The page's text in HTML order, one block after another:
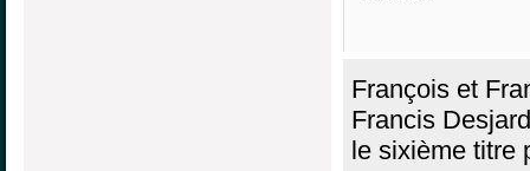
François et
Francis
le sixième titre